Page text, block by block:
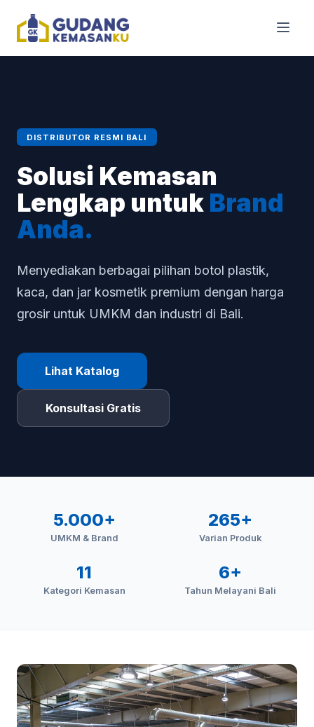
DISTRIBUTOR RESMI BALI
Solusi Kemasan
Lengkap untuk Brand
Anda.
Menyediakan berbagai pilihan botol plastik,
kaca, dan jar kosmetik premium dengan harga
grosir untuk UMKM dan industri di Bali.
Lihat Katalog
Konsultasi Gratis
5.000+
UMKM & Brand
265+
Varian Produk
11
Kategori Kemasan
6+
Tahun Melayani Bali